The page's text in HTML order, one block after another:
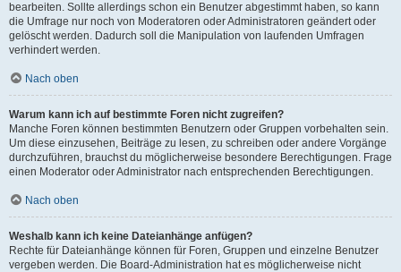
bearbeiten. Sollte allerdings schon ein Benutzer abgestimmt haben, so kann
die Umfrage nur noch von Moderatoren oder Administratoren geändert oder
gelöscht werden. Dadurch soll die Manipulation von laufenden Umfragen
verhindert werden.
Nach oben
Warum kann ich auf bestimmte Foren nicht zugreifen?
Manche Foren können bestimmten Benutzern oder Gruppen vorbehalten sein.
Um diese einzusehen, Beiträge zu lesen, zu schreiben oder andere Vorgänge
durchzuführen, brauchst du möglicherweise besondere Berechtigungen. Frage
einen Moderator oder Administrator nach entsprechenden Berechtigungen.
Nach oben
Weshalb kann ich keine Dateianhänge anfügen?
Rechte für Dateianhänge können für Foren, Gruppen und einzelne Benutzer
vergeben werden. Die Board-Administration hat es möglicherweise nicht